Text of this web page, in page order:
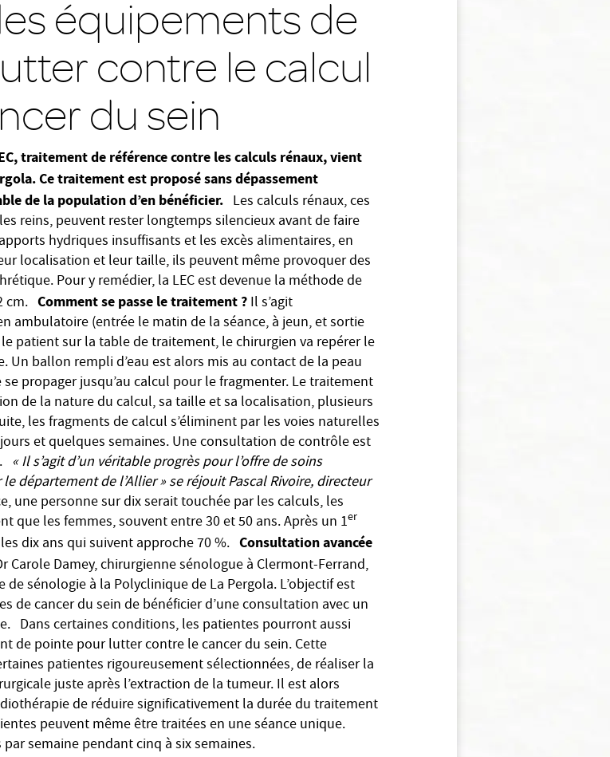
équipements de
contre le calcul
du sein
traitement de référence contre les calculs rénaux, vient
Ce traitement est proposé sans dépassement
de la population d’en bénéficier. Les calculs rénaux, ces
reins, peuvent rester longtemps silencieux avant de faire
hydriques insuffisants et les excès alimentaires, en
localisation et leur taille, ils peuvent même provoquer des
Pour y remédier, la LEC est devenue la méthode de
cm. Comment se passe le traitement ? Il s’agit
ambulatoire (entrée le matin de la séance, à jeun, et sortie
patient sur la table de traitement, le chirurgien va repérer le
Un ballon rempli d’eau est alors mis au contact de la peau
propager jusqu’au calcul pour le fragmenter. Le traitement
de la nature du calcul, sa taille et sa localisation, plusieurs
les fragments de calcul s’éliminent par les voies naturelles
et quelques semaines. Une consultation de contrôle est
« Il s’agitd’un véritable progrès pour l’offre de soins
département de l’Allier » se réjouit Pascal Rivoire, directeur
une personne sur dix serait touchée par les calculs, les
que les femmes, souvent entre 30 et 50 ans. Après un 1er
dix ans qui suivent approche 70 %. Consultation avancée
Carole Damey, chirurgienne sénologue à Clermont-Ferrand,
sénologie à la Polyclinique de La Pergola. L’objectif est
de cancer du sein de bénéficier d’une consultation avec un
Dans certaines conditions, les patientes pourront aussi
de pointe pour lutter contre le cancer du sein. Cette
patientes rigoureusement sélectionnées, de réaliser la
juste après l’extraction de la tumeur. Il est alors
de réduire significativement la durée du traitement
peuvent même être traitées en une séance unique.
semaine pendant cinq à six semaines.